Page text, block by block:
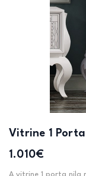
Vitrine 1
1.010€